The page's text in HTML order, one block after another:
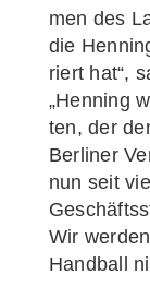
men des
die
riert hat“,
„Hen­ning
ten, der
Ber­li­ner
nun seit
Wir
Hand­ball